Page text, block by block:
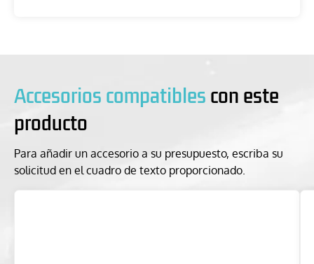
Accesorios compatibles con este
producto
Para añadir un accesorio a su presupuesto, escriba su
solicitud en el cuadro de texto proporcionado.